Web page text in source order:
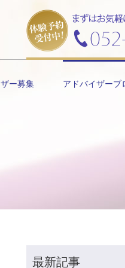
ー募集 アドバイザーブ
最新記事